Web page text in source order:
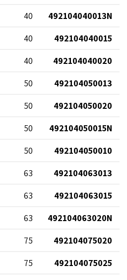
492104040013N
40
492104040015
40
492104040020
40
492104050013
50
492104050020
50
492104050015N
50
492104050010
50
492104063013
63
492104063015
63
492104063020N
63
492104075020
75
492104075025
75